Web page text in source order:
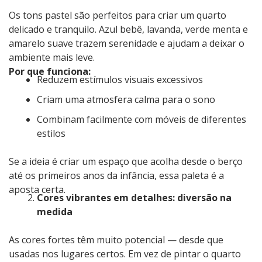
Os tons pastel são perfeitos para criar um quarto
delicado e tranquilo. Azul bebê, lavanda, verde menta e
amarelo suave trazem serenidade e ajudam a deixar o
ambiente mais leve.
Por que funciona:
Reduzem estímulos visuais excessivos
Criam uma atmosfera calma para o sono
Combinam facilmente com móveis de diferentes
estilos
Se a ideia é criar um espaço que acolha desde o berço
até os primeiros anos da infância, essa paleta é a
aposta certa.
Cores vibrantes em detalhes: diversão na
medida
As cores fortes têm muito potencial — desde que
usadas nos lugares certos. Em vez de pintar o quarto